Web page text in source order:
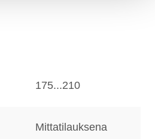
175...210
Mittatilauksena